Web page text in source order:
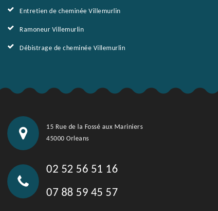
Entretien de cheminée Villemurlin
Ramoneur Villemurlin
Débistrage de cheminée Villemurlin
15 Rue de la Fossé aux Mariniers
45000 Orleans
02 52 56 51 16
07 88 59 45 57